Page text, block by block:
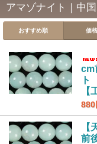
アマゾナイト｜中
おすすめ順 価
cm
ト
【
880
【
前